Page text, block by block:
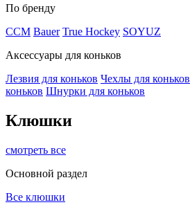
По бренду
ССМ Bauer True Hockey SOYUZ
Аксессуары для коньков
Лезвия для коньков Чехлы для коньков
коньков Шнурки для коньков
Клюшки
смотреть все
Основной раздел
Все клюшки